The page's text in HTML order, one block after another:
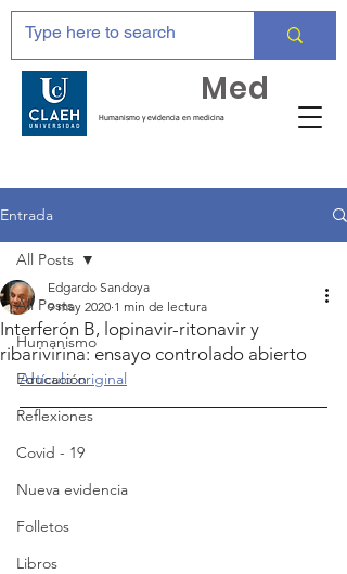
Humanismo y evidencia en medicina
Med
Entrada
All Posts
Humanismo
Educación
Reflexiones
Covid - 19
Nueva evidencia
Folletos
Libros
All Posts
Interferón B, lopinavir-ritonavir y
ribarivirina: ensayo controlado abierto
Edgardo Sandoya
9 may 2020 1 min de lectura
Artículo original